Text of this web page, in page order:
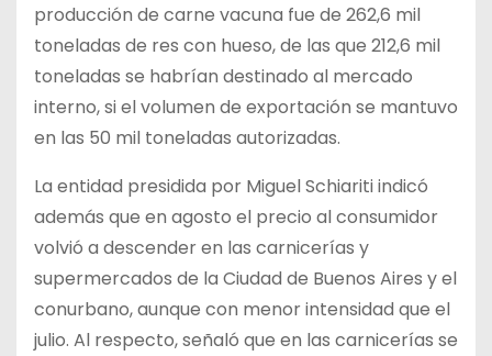
producción de carne vacuna fue de 262,6 mil
toneladas de res con hueso, de las que 212,6 mil
toneladas se habrían destinado al mercado
interno, si el volumen de exportación se mantuvo
en las 50 mil toneladas autorizadas.
La entidad presidida por Miguel Schiariti indicó
además que en agosto el precio al consumidor
volvió a descender en las carnicerías y
supermercados de la Ciudad de Buenos Aires y el
conurbano, aunque con menor intensidad que el
julio. Al respecto, señaló que en las carnicerías se